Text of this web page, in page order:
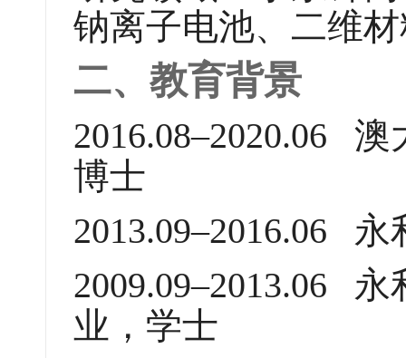
钠离子电池、二维
二、教育背景
2016.08–2020.06
博士
2013.09–2016.06
2009.09–2013.06
业，学士